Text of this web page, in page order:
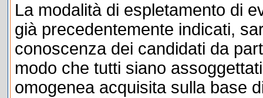
La modalità di espletamento di
già precedentemente indicati,
conoscenza dei candidati da
modo che tutti siano
omogenea acquisita sulla base